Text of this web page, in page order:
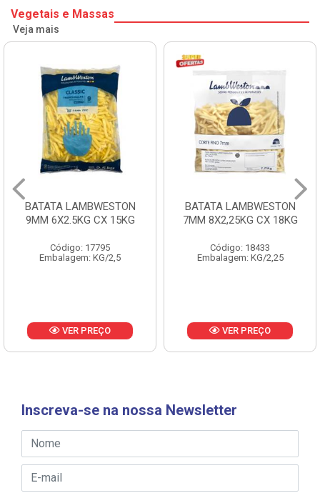
Vegetais e Massas
Veja mais
BATATA LAMBWESTON
9MM 6X2.5KG CX 15KG
Código: 17795
Embalagem: KG/2,5
VER PREÇO
BATATA LAMBWESTON
7MM 8X2,25KG CX 18KG
Código: 18433
Embalagem: KG/2,25
VER PREÇO
Inscreva-se na nossa Newsletter